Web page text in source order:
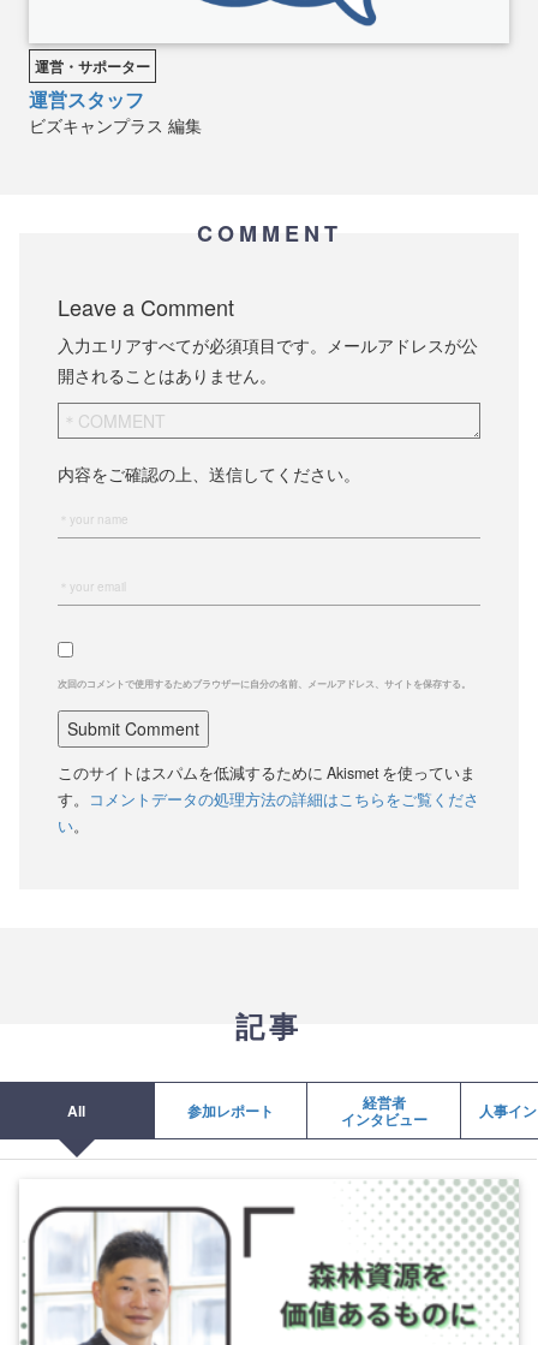
運営・サポーター
運営スタッフ
ビズキャンプラス 編集
COMMENT
Leave a Comment
入力エリアすべてが必須項目です。メールアドレスが公
開されることはありません。
内容をご確認の上、送信してください。
次回のコメントで使用するためブラウザーに自分の名前、メールアドレス、サイトを保存する。
このサイトはスパムを低減するために Akismet を使っていま
す。
コメントデータの処理方法の詳細はこちらをご覧くださ
い。
記事
All 参加レポート 経営者
インタビュー 人事イ